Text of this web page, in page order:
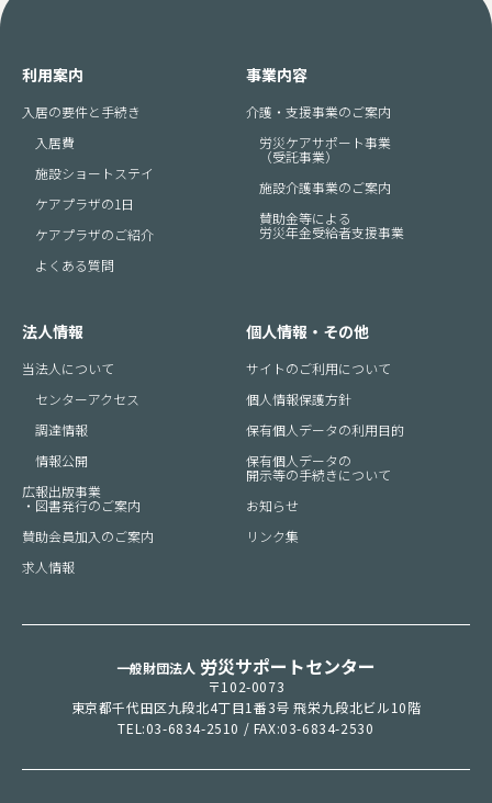
利用案内
入居の要件と手続き
入居費
施設ショートステイ
ケアプラザの1日
ケアプラザのご紹介
よくある質問
事業内容
介護・支援事業のご案内
労災ケアサポート事業
（受託事業）
施設介護事業のご案内
賛助金等による
労災年金受給者支援事業
法人情報
当法人について
センターアクセス
調達情報
情報公開
広報出版事業
・図書発行のご案内
賛助会員加入のご案内
求人情報
個人情報・その他
サイトのご利用について
個人情報保護方針
保有個人データの利用目的
保有個人データの
開示等の手続きについて
お知らせ
リンク集
一般財団法人 労災サポートセンター
〒102-0073
東京都千代田区九段北4丁目1番3号 飛栄九段北ビル10階
TEL:03-6834-2510 / FAX:03-6834-2530